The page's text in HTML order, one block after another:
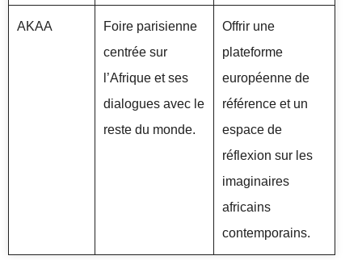
AKAA
Foire parisienne
centrée sur
l’Afrique et ses
dialogues avec le
reste du monde.
Offrir une
plateforme
européenne de
référence et un
espace de
réflexion sur les
imaginaires
africains
contemporains.